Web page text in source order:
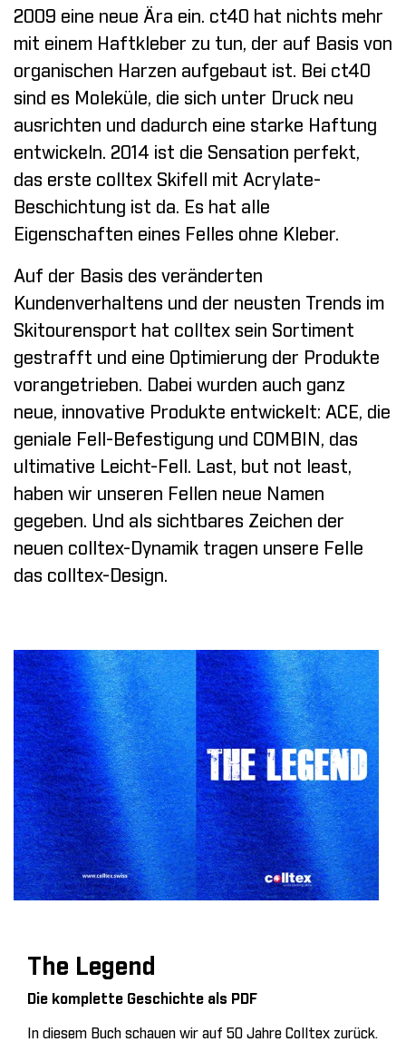
2009 eine neue Ära ein. ct40 hat nichts mehr
mit einem Haftkleber zu tun, der auf Basis von
organischen Harzen aufgebaut ist. Bei ct40
sind es Moleküle, die sich unter Druck neu
ausrichten und dadurch eine starke Haftung
entwickeln. 2014 ist die Sensation perfekt,
das erste colltex Skifell mit Acrylate-
Beschichtung ist da. Es hat alle
Eigenschaften eines Felles ohne Kleber.
Auf der Basis des veränderten
Kundenverhaltens und der neusten Trends im
Skitourensport hat colltex sein Sortiment
gestrafft und eine Optimierung der Produkte
vorangetrieben. Dabei wurden auch ganz
neue, innovative Produkte entwickelt: ACE, die
geniale Fell-Befestigung und COMBIN, das
ultimative Leicht-Fell. Last, but not least,
haben wir unseren Fellen neue Namen
gegeben. Und als sichtbares Zeichen der
neuen colltex-Dynamik tragen unsere Felle
das colltex-Design.
The Legend
Die komplette Geschichte als PDF
In diesem Buch schauen wir auf 50 Jahre Colltex zurück.